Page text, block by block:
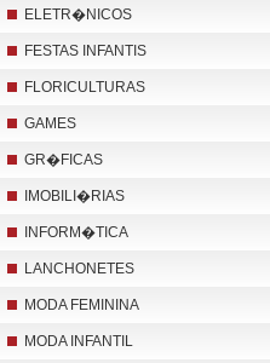
ELETR�NICOS
FESTAS INFANTIS
FLORICULTURAS
GAMES
GR�FICAS
IMOBILI�RIAS
INFORM�TICA
LANCHONETES
MODA FEMININA
MODA INFANTIL